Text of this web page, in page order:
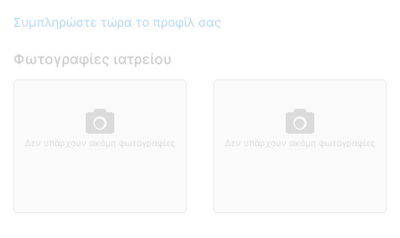
Συμπληρώστε τώρα το προφίλ σας
Φωτογραφίες ιατρείου
Δεν υπάρχουν ακόμη φωτογραφίες Δεν υπάρχουν ακόμη φωτογραφίες